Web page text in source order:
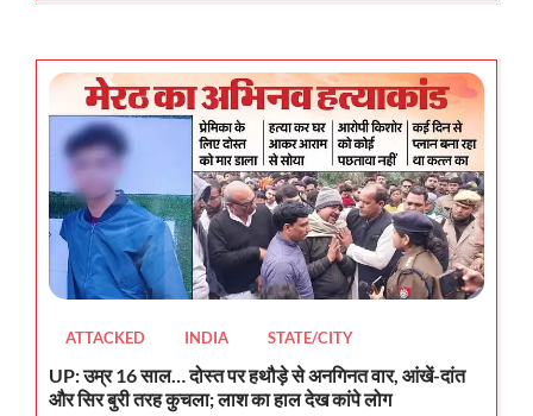
ATTACKED INDIA STATE/CITY
UP: उम्र 16 साल… दोस्त पर हथौड़े से अनगिनत वार, आंखें-दांत
और सिर बुरी तरह कुचला; लाश का हाल देख कांपे लोग